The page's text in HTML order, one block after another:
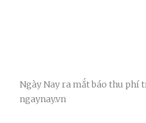
Ngày Nay ra mắt báo thu phí
ngaynay.vn